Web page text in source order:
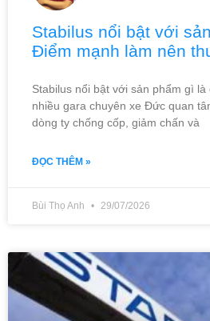
Stabilus nổi bật với
Điểm mạnh làm nên
Stabilus nổi bật với sản phẩm gì
nhiều gara chuyên xe Đức quan
dòng ty chống cốp, giảm chấn và
ĐỌC THÊM »
Bùi Thọ Anh 29/07/2026